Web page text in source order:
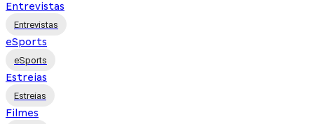
Entrevistas
Entrevistas
eSports
eSports
Estreias
Estreias
Filmes